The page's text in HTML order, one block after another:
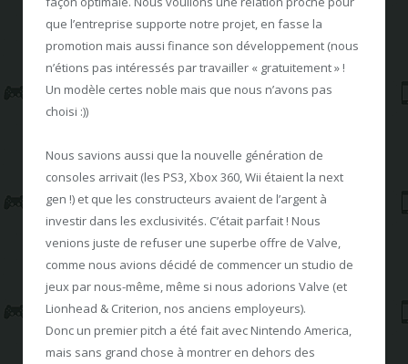
que l’entreprise supporte notre projet, en fasse la
promotion mais aussi finance son développement (nous
n’étions pas intéressés par travailler « gratuitement » !
Un modèle certes noble mais que nous n’avons pas
choisi :))
Nous savions aussi que la nouvelle génération de
consoles arrivait (les PS3, Xbox 360, Wii étaient la next
gen !) et que les constructeurs avaient de l’argent à
investir dans les exclusivités. C’était parfait ! Nous
venions juste de refuser une superbe offre de Valve,
comme nous avions décidé de commencer un studio de
jeux par nous-même, même si nous adorions Valve (et
Lionhead & Criterion, nos anciens employeurs).
Donc un premier pitch a été fait avec Nintendo America,
mais sans grand chose à montrer en dehors des